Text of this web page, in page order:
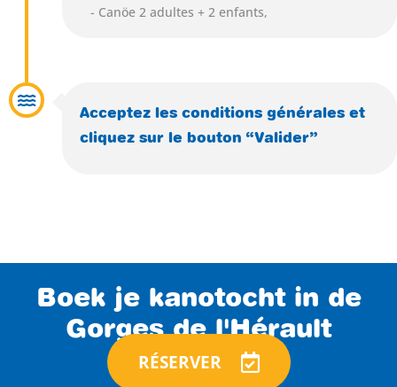
- Canöe 2 adultes + 2 enfants,
Acceptez les conditions générales et
cliquez sur le bouton “Valider”
Boek je kanotocht in de
Gorges de l'Hérault
RÉSERVER